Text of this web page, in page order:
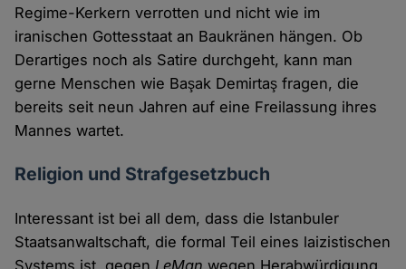
Regime-Kerkern verrotten und nicht wie im
iranischen Gottesstaat an Baukränen hängen. Ob
Derartiges noch als Satire durchgeht, kann man
gerne Menschen wie Başak Demirtaş fragen, die
bereits seit neun Jahren auf eine Freilassung ihres
Mannes wartet.
Religion und Strafgesetzbuch
Interessant ist bei all dem, dass die Istanbuler
Staatsanwaltschaft, die formal Teil eines laizistischen